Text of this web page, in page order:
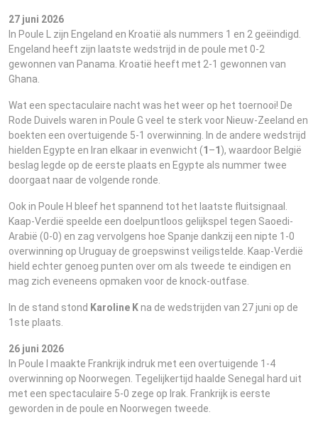
27 juni 2026
In Poule L zijn Engeland en Kroatië als nummers 1 en 2 geëindigd.
Engeland heeft zijn laatste wedstrijd in de poule met 0-2
gewonnen van Panama. Kroatië heeft met 2-1 gewonnen van
Ghana.
Wat een spectaculaire nacht was het weer op het toernooi! De
Rode Duivels waren in Poule G veel te sterk voor Nieuw-Zeeland en
boekten een overtuigende 5-1 overwinning. In de andere wedstrijd
hielden Egypte en Iran elkaar in evenwicht (1 –1 ), waardoor België
beslag legde op de eerste plaats en Egypte als nummer twee
doorgaat naar de volgende ronde.
Ook in Poule H bleef het spannend tot het laatste fluitsignaal.
Kaap-Verdië speelde een doelpuntloos gelijkspel tegen Saoedi-
Arabië (0-0) en zag vervolgens hoe Spanje dankzij een nipte 1-0
overwinning op Uruguay de groepswinst veiligstelde. Kaap-Verdië
hield echter genoeg punten over om als tweede te eindigen en
mag zich eveneens opmaken voor de knock-outfase.
In de stand stond Karoline Kna de wedstrijden van 27 juni op de
1ste plaats.
26 juni 2026
In Poule I maakte Frankrijk indruk met een overtuigende 1-4
overwinning op Noorwegen. Tegelijkertijd haalde Senegal hard uit
met een spectaculaire 5-0 zege op Irak. Frankrijk is eerste
geworden in de poule en Noorwegen tweede.